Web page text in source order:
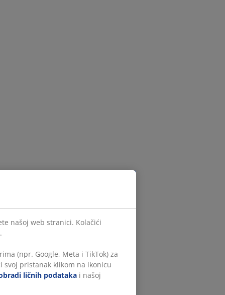
našoj web stranici. Kolačići
(npr. Google, Meta i TikTok) za
svoj pristanak klikom na ikonicu
ličnih podataka i našoj